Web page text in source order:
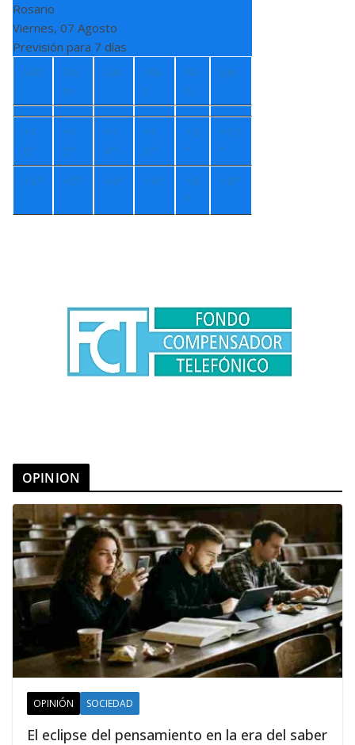
Rosario
Viernes, 07 Agosto
Previsión para 7 días
Sáb
Do
m
Lun
Ma
r
Mi
é
Jue
+1
6°
+1
5°
+1
4°
+1
3°
+9
°
+11
°
+6° +5° +4° +4° +8
°
+8°
OPINION
OPINIÓN SOCIEDAD
El eclipse del pensamiento en la era del saber